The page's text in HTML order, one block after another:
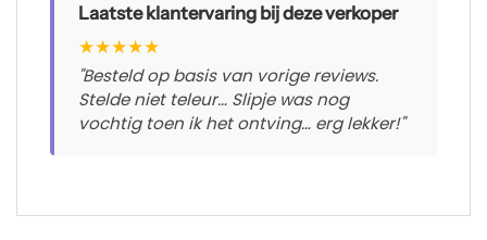
Laatste klantervaring bij deze verkoper
★★★★★
"Besteld op basis van vorige reviews.
Stelde niet teleur… Slipje was nog
vochtig toen ik het ontving… erg lekker!"